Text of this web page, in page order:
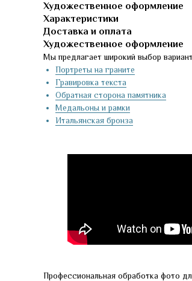
Художественное оформление
Характеристики
Доставка и оплата
Художественное оформление
Мы предлагает широкий выбор
Портреты на граните
Гравировка текста
Обратная сторона памятника
Медальоны и рамки
Итальянская бронза
Профессиональная обработка фото